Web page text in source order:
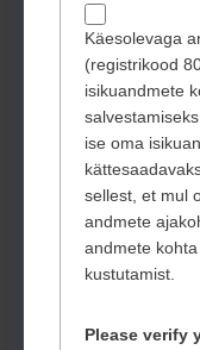
Käesolevaga
(registrikood
isikuandmete
ise oma
sellest, et mul
andmete
andmete
kustutamist.
Please verify